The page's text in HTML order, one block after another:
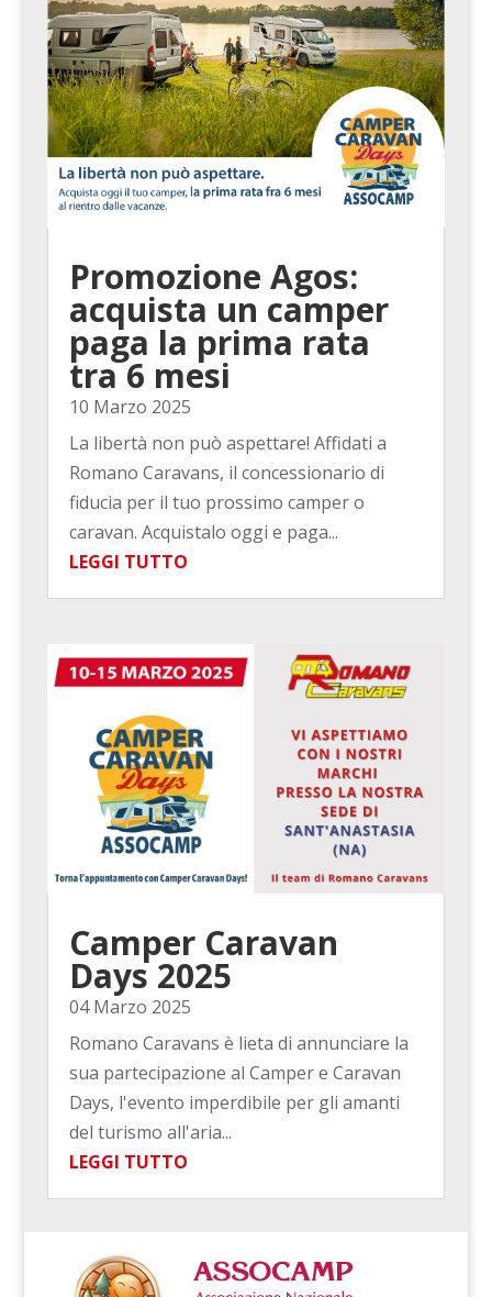
Promozione Agos:
acquista un camper
paga la prima rata
tra 6 mesi
10 Marzo 2025
La libertà non può aspettare! Affidati a
Romano Caravans, il concessionario di
fiducia per il tuo prossimo camper o
caravan. Acquistalo oggi e paga...
LEGGI TUTTO
Camper Caravan
Days 2025
04 Marzo 2025
Romano Caravans è lieta di annunciare la
sua partecipazione al Camper e Caravan
Days, l'evento imperdibile per gli amanti
del turismo all'aria...
LEGGI TUTTO